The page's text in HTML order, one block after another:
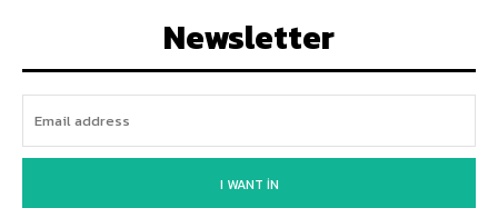
Newsletter
I WANT IN